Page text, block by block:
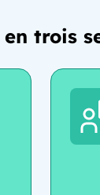
trois